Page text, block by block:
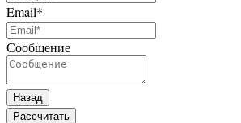
Email*
Сообщение
Назад
Рассчитать